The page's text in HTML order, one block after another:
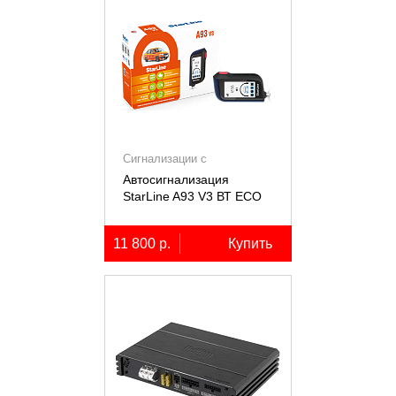
Сигнализации с
автозапуском
Автосигнализация
StarLine A93 V3 ВТ ECO
11 800 р. Купить